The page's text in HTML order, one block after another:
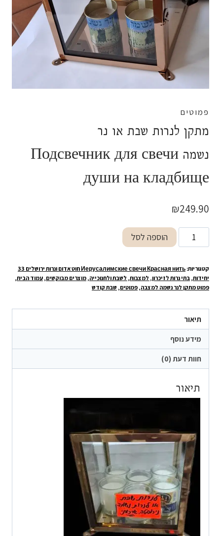
פמוטים
מתקן לנרות שבת או נר
נשמה Подсвечник для свечи
души на кладбище
₪249.90
כמות
של
לנרות
שבת
נשמה Подсвечник
для
души
кладбище
הוספה לסל
קטגוריות:
Иерусалимские свечи Красная нить חוט אדום ונרות ירושלים 33
יחידות, בתי נרות לזיכרון, למצבות, לשבת ולחנוכייה, מוצרים מבוקשים, עמוד הבית,
פמוט מתקן לנר נשמה למצבה, פמוטים, שבת קודש
תיאור
מידע נוסף
חוות דעת (0)
תיאור